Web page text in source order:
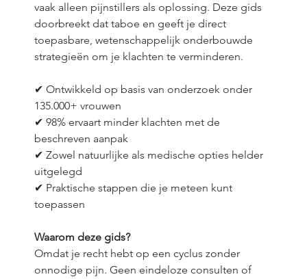
vaak alleen pijnstillers als oplossing. Deze gids
doorbreekt dat taboe en geeft je direct
toepasbare, wetenschappelijk onderbouwde
strategieën om je klachten te verminderen.
✔ Ontwikkeld op basis van onderzoek onder
135.000+ vrouwen
✔ 98% ervaart minder klachten met de
beschreven aanpak
✔ Zowel natuurlijke als medische opties helder
uitgelegd
✔ Praktische stappen die je meteen kunt
toepassen
Waarom deze gids?
Omdat je recht hebt op een cyclus zonder
onnodige pijn. Geen eindeloze consulten of